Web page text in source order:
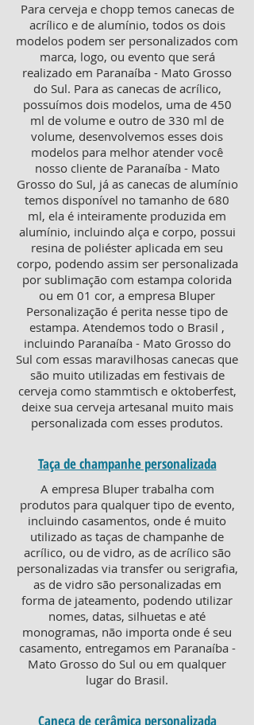
Para cerveja e chopp temos canecas de
acrílico e de alumínio, todos os dois
modelos podem ser personalizados com
marca, logo, ou evento que será
realizado em Paranaíba - Mato Grosso
do Sul. Para as canecas de acrílico,
possuímos dois modelos, uma de 450
ml de volume e outro de 330 ml de
volume, desenvolvemos esses dois
modelos para melhor atender você
nosso cliente de Paranaíba - Mato
Grosso do Sul, já as canecas de alumínio
temos disponível no tamanho de 680
ml, ela é inteiramente produzida em
alumínio, incluindo alça e corpo, possui
resina de poliéster aplicada em seu
corpo, podendo assim ser personalizada
por sublimação com estampa colorida
ou em 01 cor, a empresa Bluper
Personalização é perita nesse tipo de
estampa. Atendemos todo o Brasil ,
incluindo Paranaíba - Mato Grosso do
Sul com essas maravilhosas canecas que
são muito utilizadas em festivais de
cerveja como stammtisch e oktoberfest,
deixe sua cerveja artesanal muito mais
personalizada com esses produtos.
Taça de champanhe personalizada
A empresa Bluper trabalha com
produtos para qualquer tipo de evento,
incluindo casamentos, onde é muito
utilizado as taças de champanhe de
acrílico, ou de vidro, as de acrílico são
personalizadas via transfer ou serigrafia,
as de vidro são personalizadas em
forma de jateamento, podendo utilizar
nomes, datas, silhuetas e até
monogramas, não importa onde é seu
casamento, entregamos em Paranaíba -
Mato Grosso do Sul ou em qualquer
lugar do Brasil.
Caneca de cerâmica personalizada